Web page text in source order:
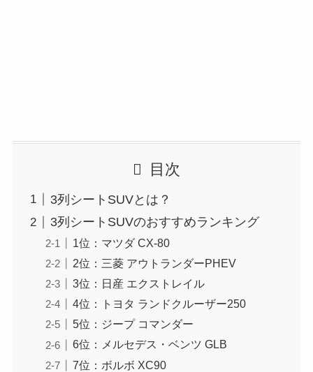
目次
3列シートSUVとは？
3列シートSUVのおすすめランキング
1位：マツダ CX-80
2位：三菱 アウトランダーPHEV
3位：日産 エクストレイル
4位：トヨタ ランドクルーザー250
5位：ジープ コマンダー
6位：メルセデス・ベンツ GLB
7位：ボルボ XC90